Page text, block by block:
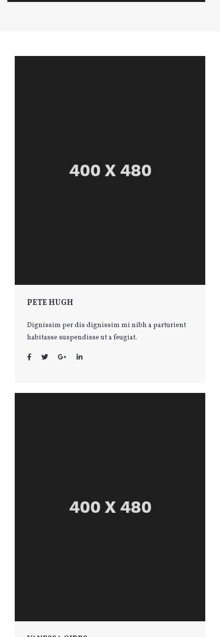
PETE HUGH
Dignissim per dis dignissim mi nibh a parturient
habitasse suspendisse ut a feugiat.